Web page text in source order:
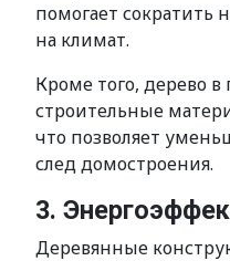
помогает сократить
на климат.
Кроме того, дерево в
строительные
что позволяет
след домостроения.
3.
Деревянные